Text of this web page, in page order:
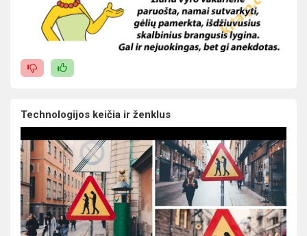
Technologijos keičia ir ženklus